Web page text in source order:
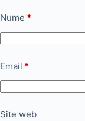
Nume *
Email *
Site web